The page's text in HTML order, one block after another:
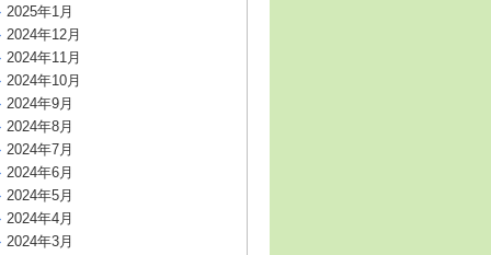
2025年1月
2024年12月
2024年11月
2024年10月
2024年9月
2024年8月
2024年7月
2024年6月
2024年5月
2024年4月
2024年3月